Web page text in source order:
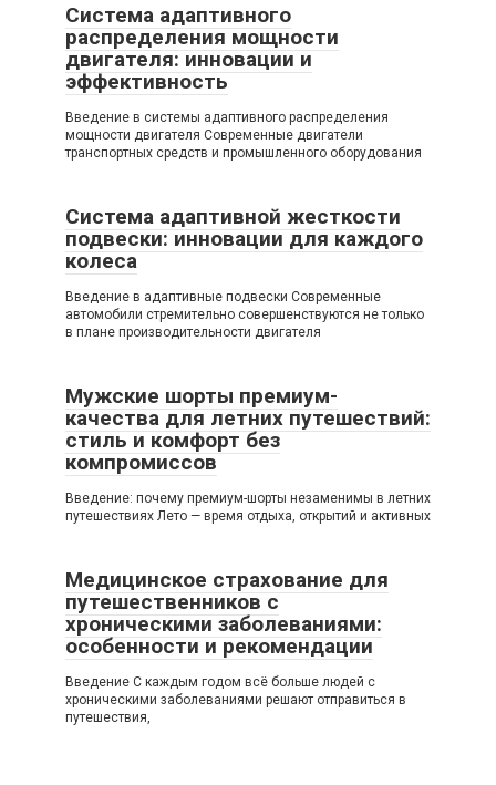
Система адаптивного
распределения мощности
двигателя: инновации и
эффективность
Введение в системы адаптивного распределения
мощности двигателя Современные двигатели
транспортных средств и промышленного оборудования
Система адаптивной жесткости
подвески: инновации для каждого
колеса
Введение в адаптивные подвески Современные
автомобили стремительно совершенствуются не только
в плане производительности двигателя
Мужские шорты премиум-
качества для летних путешествий:
стиль и комфорт без
компромиссов
Введение: почему премиум-шорты незаменимы в летних
путешествиях Лето — время отдыха, открытий и активных
Медицинское страхование для
путешественников с
хроническими заболеваниями:
особенности и рекомендации
Введение С каждым годом всё больше людей с
хроническими заболеваниями решают отправиться в
путешествия,